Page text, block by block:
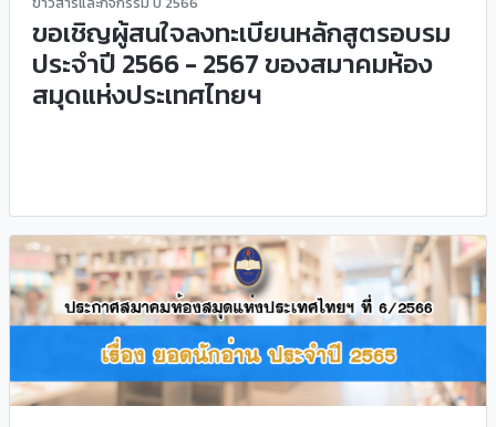
ขอเชิญผู้สนใจลงทะเบียนหลักสูตรอบรม
ประจำปี 2566 - 2567 ของสมาคมห้อง
สมุดแห่งประเทศไทยฯ